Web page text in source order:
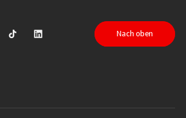
Youtube
auf Instagram
Sparkasse auf TikTok
Sparkasse auf LinkedIn
Nach oben